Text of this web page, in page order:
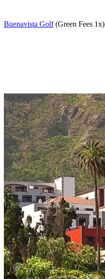
Buenavista Golf(Green Fees 1x)